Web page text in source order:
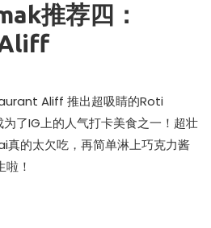
推荐四：
Aliff 推出超吸睛的Roti
了IG上的人气打卡美食之一！超壮
的太欠吃，再简单淋上巧克力酱
！